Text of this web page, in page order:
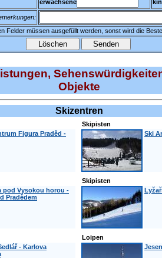
erwachsene
Felder müssen ausgefüllt werden, sonst wird die
Objekte
Skizentren
Figura Praděd -
Skipisten
Ski
pod Vysokou horou -
Pradědem
Skipisten
- Karlova
Loipen